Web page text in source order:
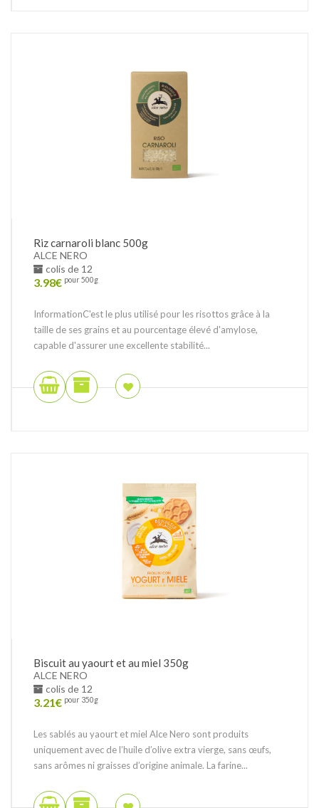
Riz carnaroli blanc 500g
ALCE NERO
colis de 12
3.98€ pour 500g
InformationC'est le plus utilisé pour les risottos grâce à la
taille de ses grains et au pourcentage élevé d'amylose,
capable d'assurer une excellente stabilité...
Biscuit au yaourt et au miel 350g
ALCE NERO
colis de 12
3.21€ pour 350g
Les sablés au yaourt et miel Alce Nero sont produits
uniquement avec de l’huile d’olive extra vierge, sans œufs,
sans arômes ni graisses d’origine animale. La farine...